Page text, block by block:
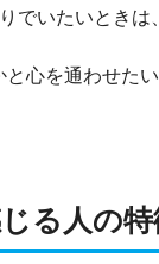
でいたいときは
と心を通わせた
る人の特